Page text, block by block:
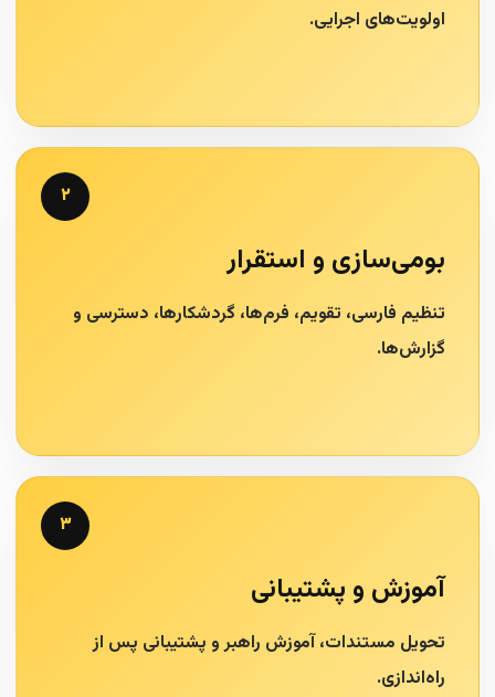
اولویت‌های اجرایی.
۲
بومی‌سازی و استقرار
تنظیم فارسی، تقویم، فرم‌ها، گردشکارها، دسترسی و
گزارش‌ها.
۳
آموزش و پشتیبانی
تحویل مستندات، آموزش راهبر و پشتیبانی پس از
راه‌اندازی.